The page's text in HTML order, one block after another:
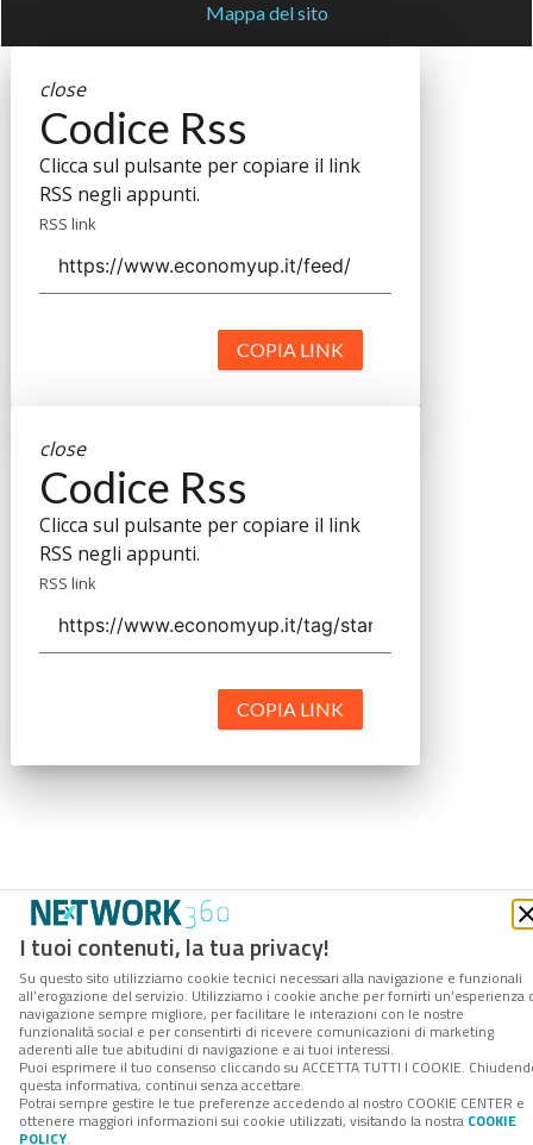
I tuoi contenuti, la tua privacy!
Su questo sito utilizziamo cookie tecnici necessari alla navigazione e funzionali
all’erogazione del servizio. Utilizziamo i cookie anche per fornirti un’esperienza
navigazione sempre migliore, per facilitare le interazioni con le nostre
funzionalità social e per consentirti di ricevere comunicazioni di marketing
aderenti alle tue abitudini di navigazione e ai tuoi interessi.
Puoi esprimere il tuo consenso cliccando su ACCETTA TUTTI I COOKIE.
questa informativa, continui senza accettare.
Potrai sempre gestire le tue preferenze accedendo al nostro COOKIE CENTER e
ottenere maggiori informazioni sui cookie utilizzati, visitando la nostra COOKIE
POLICY.
Mappa del sito
close
Codice Rss
Clicca sul pulsante per copiare il link
RSS negli appunti.
RSS link
COPIA LINK
close
Codice Rss
Clicca sul pulsante per copiare il link
RSS negli appunti.
RSS link
COPIA LINK